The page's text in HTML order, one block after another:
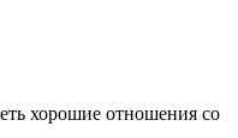
хорошие отношения со